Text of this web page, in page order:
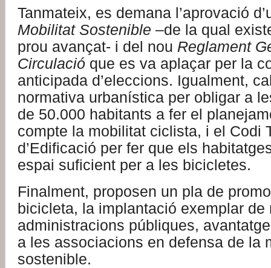
Tanmateix, es demana l’aprovació
Mobilitat Sostenible –de la qual
prou avançat- i del nou Reglament
Circulació que es va aplaçar per la
anticipada d’eleccions. Igualment,
normativa urbanística per obligar a
de 50.000 habitants a fer el
compte la mobilitat ciclista, i el Codi
d’Edificació per fer que els
espai suficient per a les bicicletes.
Finalment, proposen un pla de
bicicleta, la implantació exemplar de
administracions públiques,
a les associacions en defensa de la
sostenible.